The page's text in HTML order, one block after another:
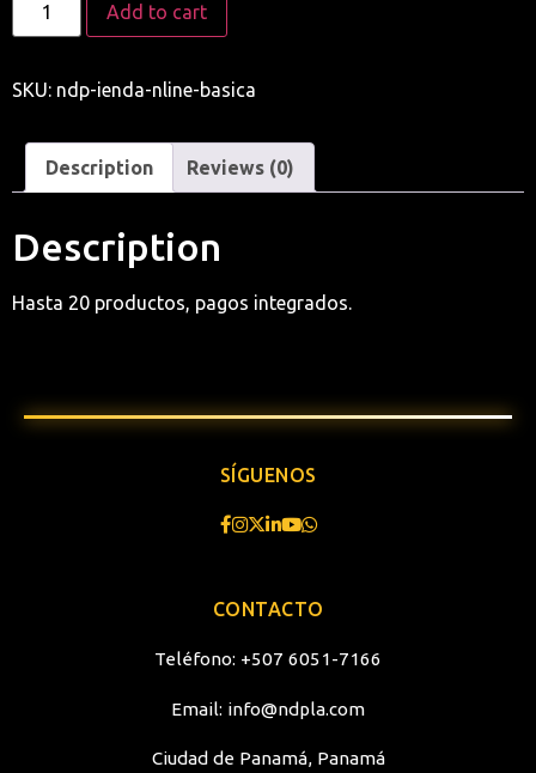
Add to cart
SKU: ndp-ienda-nline-basica
Description Reviews (0)
Description
Hasta 20 productos, pagos integrados.
SÍGUENOS
CONTACTO
Teléfono: +507 6051-7166
Email: info@ndpla.com
Ciudad de Panamá, Panamá